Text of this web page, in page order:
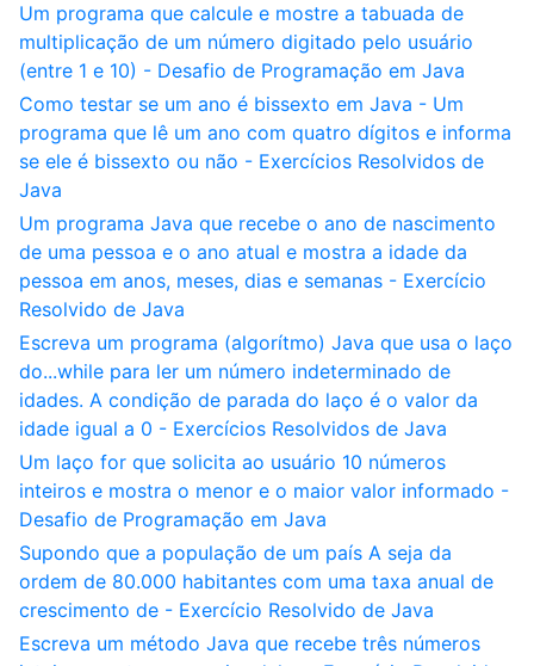
Um programa que calcule e mostre a tabuada de
multiplicação de um número digitado pelo usuário
(entre 1 e 10) - Desafio de Programação em Java
Como testar se um ano é bissexto em Java - Um
programa que lê um ano com quatro dígitos e informa
se ele é bissexto ou não - Exercícios Resolvidos de
Java
Um programa Java que recebe o ano de nascimento
de uma pessoa e o ano atual e mostra a idade da
pessoa em anos, meses, dias e semanas - Exercício
Resolvido de Java
Escreva um programa (algorítmo) Java que usa o laço
do...while para ler um número indeterminado de
idades. A condição de parada do laço é o valor da
idade igual a 0 - Exercícios Resolvidos de Java
Um laço for que solicita ao usuário 10 números
inteiros e mostra o menor e o maior valor informado -
Desafio de Programação em Java
Supondo que a população de um país A seja da
ordem de 80.000 habitantes com uma taxa anual de
crescimento de - Exercício Resolvido de Java
Escreva um método Java que recebe três números